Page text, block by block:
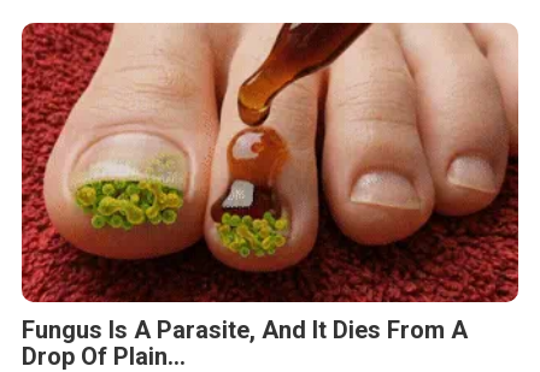
Fungus Is A Parasite, And It Dies From A
Drop Of Plain...